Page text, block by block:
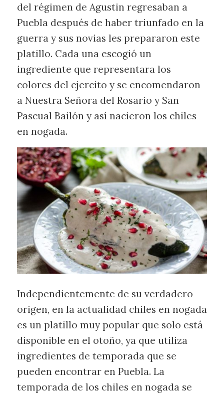
del régimen de Agustin regresaban a
Puebla después de haber triunfado en la
guerra y sus novias les prepararon este
platillo. Cada una escogió un
ingrediente que representara los
colores del ejercito y se encomendaron
a Nuestra Señora del Rosario y San
Pascual Bailón y así nacieron los chiles
en nogada.
Independientemente de su verdadero
origen, en la actualidad chiles en nogada
es un platillo muy popular que solo está
disponible en el otoño, ya que utiliza
ingredientes de temporada que se
pueden encontrar en Puebla. La
temporada de los chiles en nogada se